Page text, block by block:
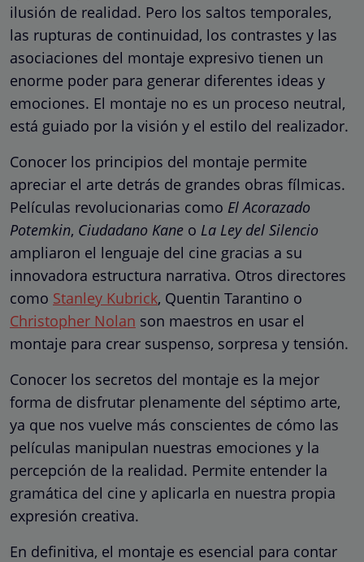
ilusión de realidad. Pero los saltos temporales,
las rupturas de continuidad, los contrastes y las
asociaciones del montaje expresivo tienen un
enorme poder para generar diferentes ideas y
emociones. El montaje no es un proceso neutral,
está guiado por la visión y el estilo del realizador.
Conocer los principios del montaje permite
apreciar el arte detrás de grandes obras fílmicas.
Películas revolucionarias como El Acorazado
Potemkin, Ciudadano Kane o La Ley del Silencio
ampliaron el lenguaje del cine gracias a su
innovadora estructura narrativa. Otros directores
como Stanley Kubrick, Quentin Tarantino o
Christopher Nolan son maestros en usar el
montaje para crear suspenso, sorpresa y tensión.
Conocer los secretos del montaje es la mejor
forma de disfrutar plenamente del séptimo arte,
ya que nos vuelve más conscientes de cómo las
películas manipulan nuestras emociones y la
percepción de la realidad. Permite entender la
gramática del cine y aplicarla en nuestra propia
expresión creativa.
En definitiva, el montaje es esencial para contar